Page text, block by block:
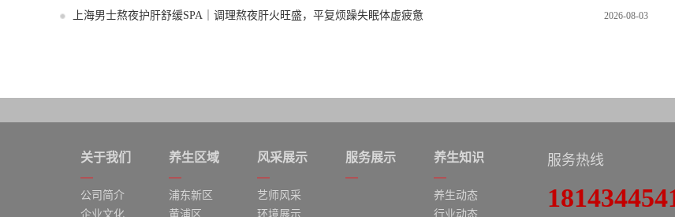
上海男士熬夜护肝舒缓SPA｜调理熬夜肝火旺盛，平复烦躁失眠体虚疲惫 2026-08-03
关于我们
公司简介
企业文化
养生区域
浦东新区
黄浦区
风采展示
艺师风采
环境展示
服务展示 养生知识
养生动态
行业动态
服务热线